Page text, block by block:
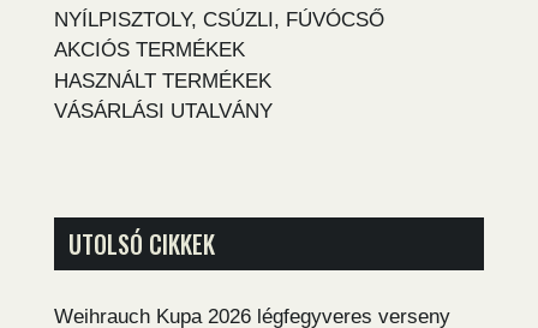
NYÍLPISZTOLY, CSÚZLI, FÚVÓCSŐ
AKCIÓS TERMÉKEK
HASZNÁLT TERMÉKEK
VÁSÁRLÁSI UTALVÁNY
UTOLSÓ CIKKEK
Weihrauch Kupa 2026 légfegyveres verseny